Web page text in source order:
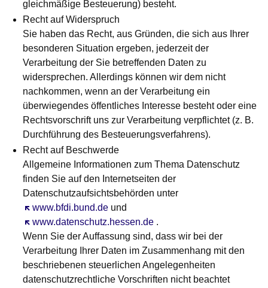
gleichmäßige Besteuerung) besteht.
Recht auf Widerspruch
Sie haben das Recht, aus Gründen, die sich aus Ihrer
besonderen Situation ergeben, jederzeit der
Verarbeitung der Sie betreffenden Daten zu
widersprechen. Allerdings können wir dem nicht
nachkommen, wenn an der Verarbeitung ein
überwiegendes öffentliches Interesse besteht oder eine
Rechtsvorschrift uns zur Verarbeitung verpflichtet (z. B.
Durchführung des Besteuerungsverfahrens).
Recht auf Beschwerde
Allgemeine Informationen zum Thema Datenschutz
finden Sie auf den Internetseiten der
Datenschutzaufsichtsbehörden unter
www.bfdi.bund.de
Öffnet sich in einem neuen Fenster
und
www.datenschutz.hessen.de
Öffnet sich in einem neuen Fenster
.
Wenn Sie der Auffassung sind, dass wir bei der
Verarbeitung Ihrer Daten im Zusammenhang mit den
beschriebenen steuerlichen Angelegenheiten
datenschutzrechtliche Vorschriften nicht beachtet